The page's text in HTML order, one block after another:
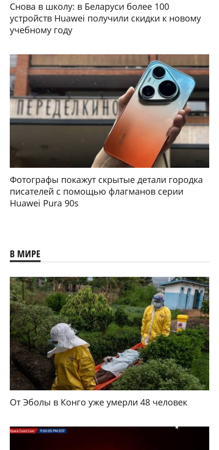
Снова в школу: в Беларуси более 100
устройств Huawei получили скидки к новому
учебному году
Фотографы покажут скрытые детали городка
писателей с помощью флагманов серии
Huawei Pura 90s
В МИРЕ
От Эболы в Конго уже умерли 48 человек